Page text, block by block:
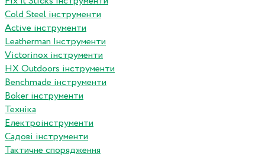
Сold Steel інструменти
Active інструменти
Leatherman Інструменти
Victorinox інструменти
HX Outdoors інструменти
Benchmade інструменти
Boker інструменти
Техніка
Електроінструменти
Садові інструменти
Тактичне спорядження